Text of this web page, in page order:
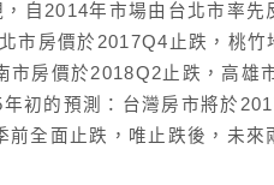
自2014年市場由台北市率先
市房價於2017Q4止跌，桃竹
房價於2018Q2止跌，高雄
初的預測：台灣房市將於
全面止跌，唯止跌後，未來